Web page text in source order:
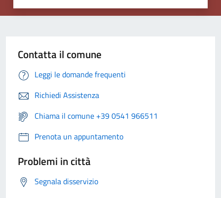
Contatta il comune
Leggi le domande frequenti
Richiedi Assistenza
Chiama il comune +39 0541 966511
Prenota un appuntamento
Problemi in città
Segnala disservizio